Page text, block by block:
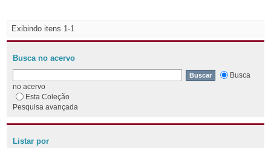
Exibindo itens 1-1
Busca no acervo
Busca
no acervo
Esta Coleção
Pesquisa avançada
Listar por